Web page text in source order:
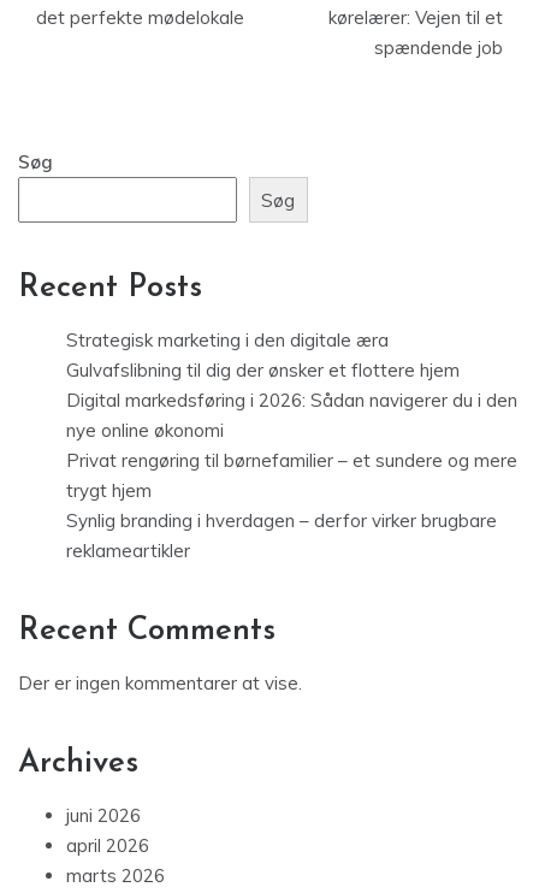
det perfekte mødelokale
kørelærer: Vejen til et
spændende job
Søg
Søg
Recent Posts
Strategisk marketing i den digitale æra
Gulvafslibning til dig der ønsker et flottere hjem
Digital markedsføring i 2026: Sådan navigerer du i den
nye online økonomi
Privat rengøring til børnefamilier – et sundere og mere
trygt hjem
Synlig branding i hverdagen – derfor virker brugbare
reklameartikler
Recent Comments
Der er ingen kommentarer at vise.
Archives
juni 2026
april 2026
marts 2026